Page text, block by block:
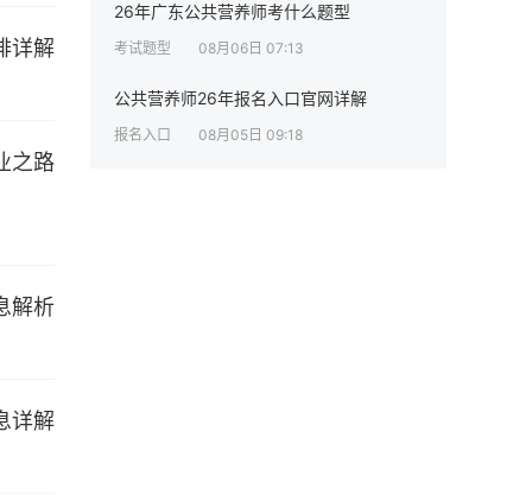
26年广东公共营养师考什么题型
考试题型 08月06日 07:13
公共营养师26年报名入口官网详解
报名入口 08月05日 09:18